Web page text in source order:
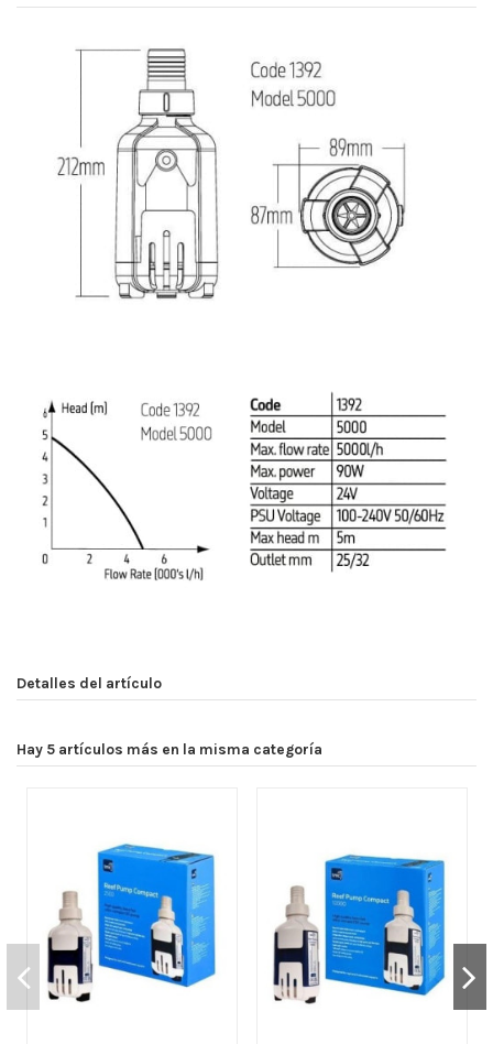
Detalles del artículo
Hay 5 artículos más en la misma categoría